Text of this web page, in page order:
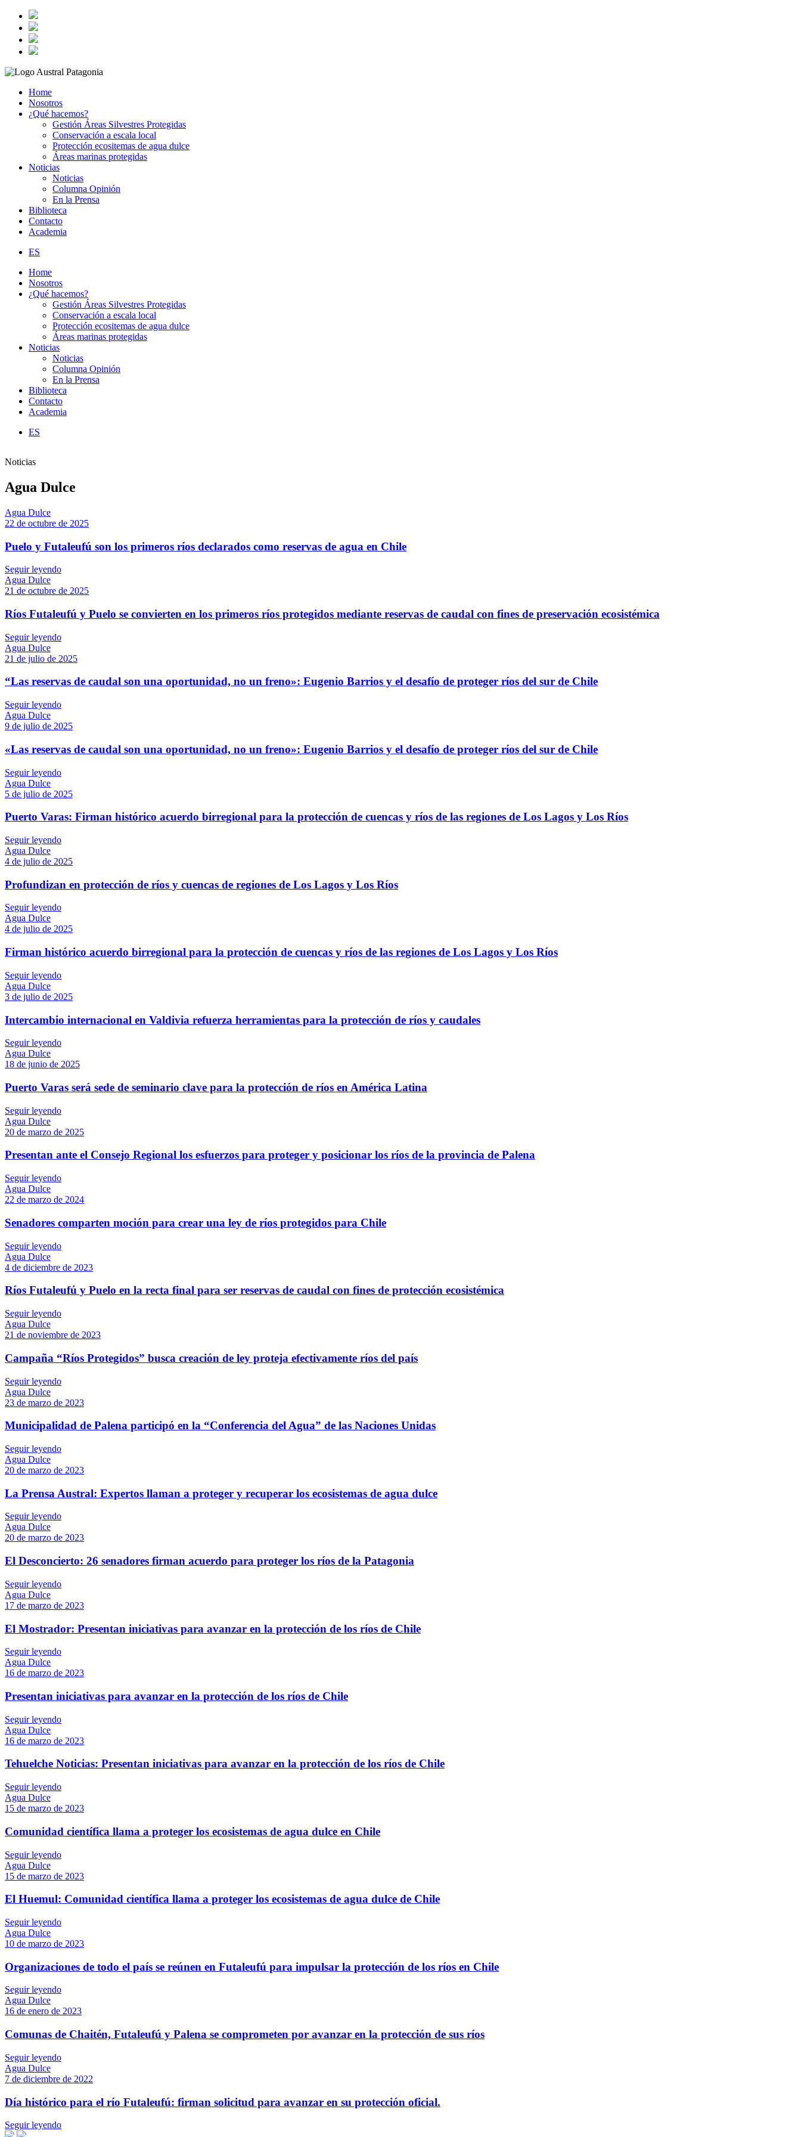
Home
Nosotros
¿Qué hacemos?
Gestión Áreas Silvestres Protegidas
Conservación a escala local
Protección ecositemas de agua dulce
Áreas marinas protegidas
Noticias
Noticias
Columna Opinión
En la Prensa
Biblioteca
Contacto
Academia
ES
Home
Nosotros
¿Qué hacemos?
Gestión Áreas Silvestres Protegidas
Conservación a escala local
Protección ecositemas de agua dulce
Áreas marinas protegidas
Noticias
Noticias
Columna Opinión
En la Prensa
Biblioteca
Contacto
Academia
ES
Noticias
Agua Dulce
Agua Dulce
22 de octubre de 2025
Puelo y Futaleufú son los primeros ríos declarados como reservas de agua en Chile
Seguir leyendo
Agua Dulce
21 de octubre de 2025
Ríos Futaleufú y Puelo se convierten en los primeros ríos protegidos mediante reservas de caudal con fines de preservación ecosistémica
Seguir leyendo
Agua Dulce
21 de julio de 2025
“Las reservas de caudal son una oportunidad, no un freno»: Eugenio Barrios y el desafío de proteger ríos del sur de Chile
Seguir leyendo
Agua Dulce
9 de julio de 2025
«Las reservas de caudal son una oportunidad, no un freno»: Eugenio Barrios y el desafío de proteger ríos del sur de Chile
Seguir leyendo
Agua Dulce
5 de julio de 2025
Puerto Varas: Firman histórico acuerdo birregional para la protección de cuencas y ríos de las regiones de Los Lagos y Los Ríos
Seguir leyendo
Agua Dulce
4 de julio de 2025
Profundizan en protección de ríos y cuencas de regiones de Los Lagos y Los Ríos
Seguir leyendo
Agua Dulce
4 de julio de 2025
Firman histórico acuerdo birregional para la protección de cuencas y ríos de las regiones de Los Lagos y Los Ríos
Seguir leyendo
Agua Dulce
3 de julio de 2025
Intercambio internacional en Valdivia refuerza herramientas para la protección de ríos y caudales
Seguir leyendo
Agua Dulce
18 de junio de 2025
Puerto Varas será sede de seminario clave para la protección de ríos en América Latina
Seguir leyendo
Agua Dulce
20 de marzo de 2025
Presentan ante el Consejo Regional los esfuerzos para proteger y posicionar los ríos de la provincia de Palena
Seguir leyendo
Agua Dulce
22 de marzo de 2024
Senadores comparten moción para crear una ley de ríos protegidos para Chile
Seguir leyendo
Agua Dulce
4 de diciembre de 2023
Ríos Futaleufú y Puelo en la recta final para ser reservas de caudal con fines de protección ecosistémica
Seguir leyendo
Agua Dulce
21 de noviembre de 2023
Campaña “Ríos Protegidos” busca creación de ley proteja efectivamente ríos del país
Seguir leyendo
Agua Dulce
23 de marzo de 2023
Municipalidad de Palena participó en la “Conferencia del Agua” de las Naciones Unidas
Seguir leyendo
Agua Dulce
20 de marzo de 2023
La Prensa Austral: Expertos llaman a proteger y recuperar los ecosistemas de agua dulce
Seguir leyendo
Agua Dulce
20 de marzo de 2023
El Desconcierto: 26 senadores firman acuerdo para proteger los ríos de la Patagonia
Seguir leyendo
Agua Dulce
17 de marzo de 2023
El Mostrador: Presentan iniciativas para avanzar en la protección de los ríos de Chile
Seguir leyendo
Agua Dulce
16 de marzo de 2023
Presentan iniciativas para avanzar en la protección de los ríos de Chile
Seguir leyendo
Agua Dulce
16 de marzo de 2023
Tehuelche Noticias: Presentan iniciativas para avanzar en la protección de los ríos de Chile
Seguir leyendo
Agua Dulce
15 de marzo de 2023
Comunidad científica llama a proteger los ecosistemas de agua dulce en Chile
Seguir leyendo
Agua Dulce
15 de marzo de 2023
El Huemul: Comunidad científica llama a proteger los ecosistemas de agua dulce de Chile
Seguir leyendo
Agua Dulce
10 de marzo de 2023
Organizaciones de todo el país se reúnen en Futaleufú para impulsar la protección de los ríos en Chile
Seguir leyendo
Agua Dulce
16 de enero de 2023
Comunas de Chaitén, Futaleufú y Palena se comprometen por avanzar en la protección de sus ríos
Seguir leyendo
Agua Dulce
7 de diciembre de 2022
Día histórico para el río Futaleufú: firman solicitud para avanzar en su protección oficial.
Seguir leyendo